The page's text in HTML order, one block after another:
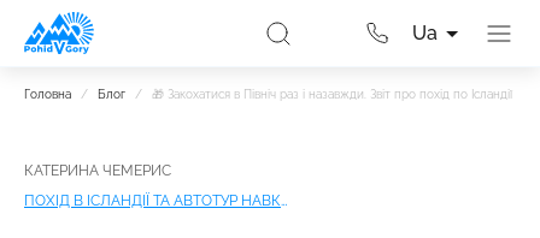
Ua
Головна / Блог / 🎁 Закохатися в Північ раз і назавжди. Звіт про похід по Ісландії
КАТЕРИНА ЧЕМЕРИС
ПОХІД В ІСЛАНДІЇ ТА АВТОТУР НАВКОЛО ОСТРОВА